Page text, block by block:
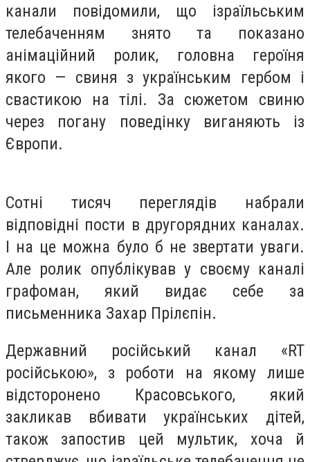
канали повідомили, що ізраїльським
телебаченням знято та показано
анімаційний ролик, головна героїня
якого — свиня з українським гербом і
свастикою на тілі. За сюжетом свиню
через погану поведінку виганяють із
Європи.
Сотні тисяч переглядів набрали
відповідні пости в другорядних каналах.
І на це можна було б не звертати уваги.
Але ролик опублікував у своєму каналі
графоман, який видає себе за
письменника Захар Прілєпін.
Державний російський канал «RT
російською», з роботи на якому лише
відсторонено Красовського, який
закликав вбивати українських дітей,
також запостив цей мультик, хоча й